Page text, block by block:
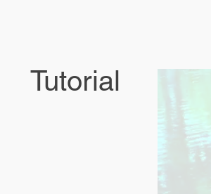
Tutorial